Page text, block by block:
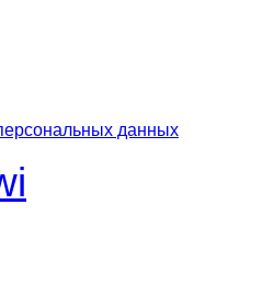
данных